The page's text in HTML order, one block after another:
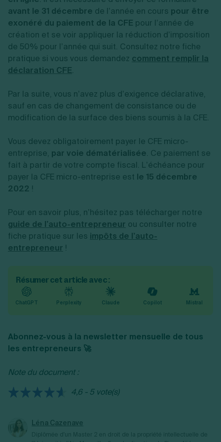
avant le 31 décembre de l’année en cours pour être
exonéré du paiement de la CFE pour l’année de
création et se voir appliquer la réduction d’imposition
de 50% pour l’année qui suit. Consultez notre fiche
pratique si vous vous demandez comment remplir la
déclaration CFE.
Par la suite, vous n’avez plus d’exigence déclarative,
sauf en cas de changement de consistance ou de
modification de la surface des biens soumis à la CFE.
Vous devez obligatoirement payer le CFE micro-
entreprise, par voie dématérialisée. Ce paiement se
fait à partir de votre compte fiscal. L’échéance pour
payer la CFE micro-entreprise est le 15 décembre
2022 !
Pour en savoir plus, n’hésitez pas télécharger notre
guide de l’auto-entrepreneur ou consulter notre
fiche pratique sur les impôts de l’auto-
entrepreneur !
Résumer cet article avec :
ChatGPT Perplexity Claude Copilot Mistral
Abonnez-vous à la newsletter mensuelle de tous
les entrepreneurs 🚀
Note du document :
4,6 - 5 vote(s)
Léna Cazenave